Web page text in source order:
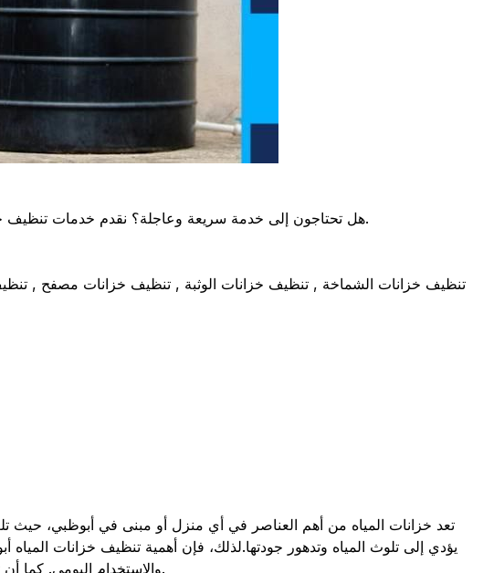
هل تحتاجون إلى خدمة سريعة وعاجلة؟ نقدم خدمات تنظيف خزانات الطوارئ أبوظبي في غضون 60 دقيقة في جميع مناطق الإمارة، لضمان راحتكم وتلبية احتياجاتكم في أي وقت.
تنظيف خزانات الشماخة , تنظيف خزانات الوثبة , تنظيف خزانات مصفح ,
تعد خزانات المياه من أهم العناصر في أي منزل أو مبنى في أبوظبي، حيث
يؤدي إلى تلوث المياه وتدهور جودتها.لذلك، فإن أهمية تنظيف خزانات
والاستخدام اليومي. كما أن تنظيف خزانات أبوظبي بشكل دوري يقلل من احتمالية تكوّن الطحالب والجراثيم داخلها، مما يحافظ على صحة السكان.